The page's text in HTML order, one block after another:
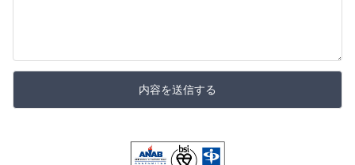
内容を送信する